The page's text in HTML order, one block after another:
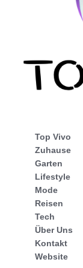
Top Vivo
Zuhause
Garten
Lifestyle
Mode
Reisen
Tech
Über Uns
Kontakt
Website